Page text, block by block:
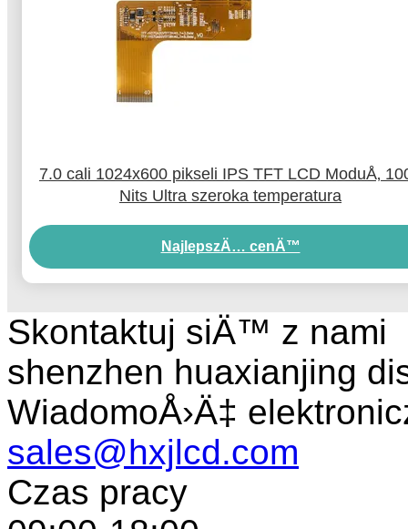
7.0 cali 1024x600 pikseli IPS TFT LCD ModuÅ‚
Nits Ultra szeroka temperatura
NajlepszÄ… cenÄ™
Skontaktuj siÄ™ z nami
shenzhen huaxianjing
WiadomoÅ›Ä‡
sales@hxjlcd.com
Czas pracy